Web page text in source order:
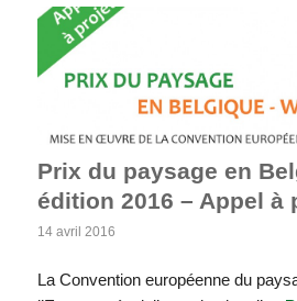
Prix du paysage en
édition 2016 – Appel à
14 avril 2016
La Convention européenne du